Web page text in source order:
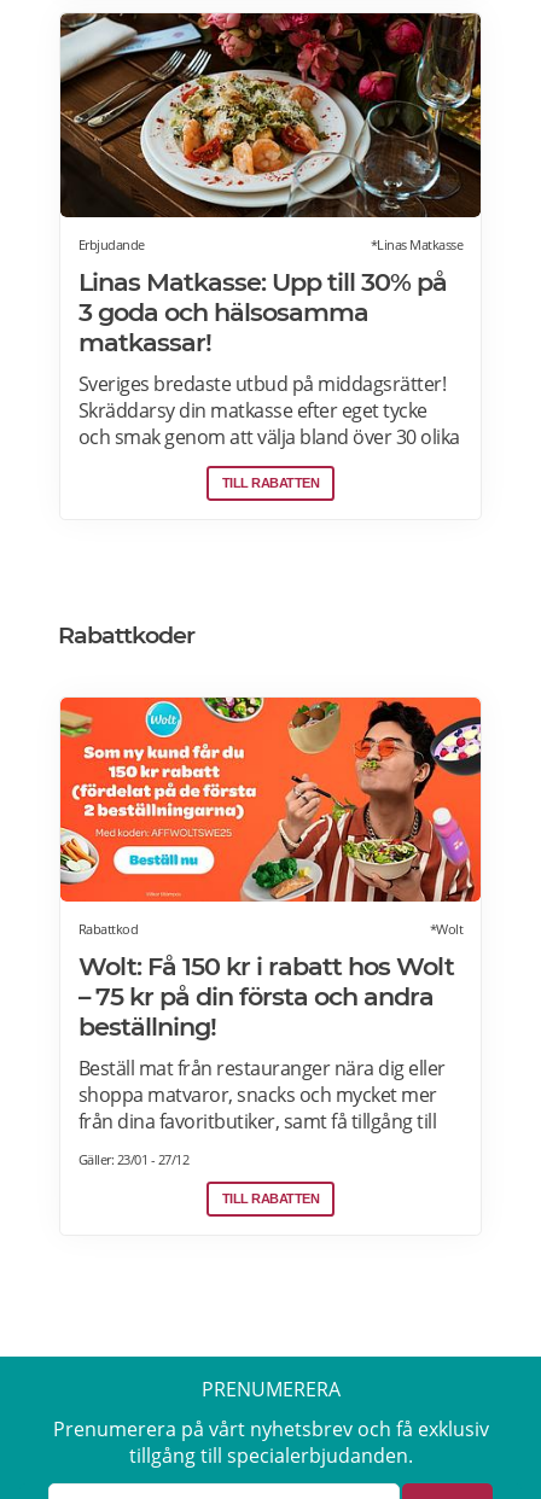
innebär att paketet ställs utanför dörren vid
leverans. Läs mer om Ostogram
erbjudanden här>>>
Erbjudande *Linas Matkasse
Linas Matkasse: Upp till 30% på
3 goda och hälsosamma
matkassar!
Sveriges bredaste utbud på middagsrätter!
Skräddarsy din matkasse efter eget tycke
och smak genom att välja bland över 30 olika
rätter – varje vecka! Din matkasse levereras
direkt till din dörr. Du kan skräddarsy din
TILL RABATTEN
Rabattkoder
Rabattkod *Wolt
Wolt: Få 150 kr i rabatt hos Wolt
– 75 kr på din första och andra
beställning!
Beställ mat från restauranger nära dig eller
shoppa matvaror, snacks och mycket mer
från dina favoritbutiker, samt få tillgång till
Efter att du klickat på "Till rabatten" får du en
Gäller: 23/01 - 27/12
TILL RABATTEN
PRENUMERERA
Prenumerera på vårt nyhetsbrev och få exklusiv
tillgång till specialerbjudanden.